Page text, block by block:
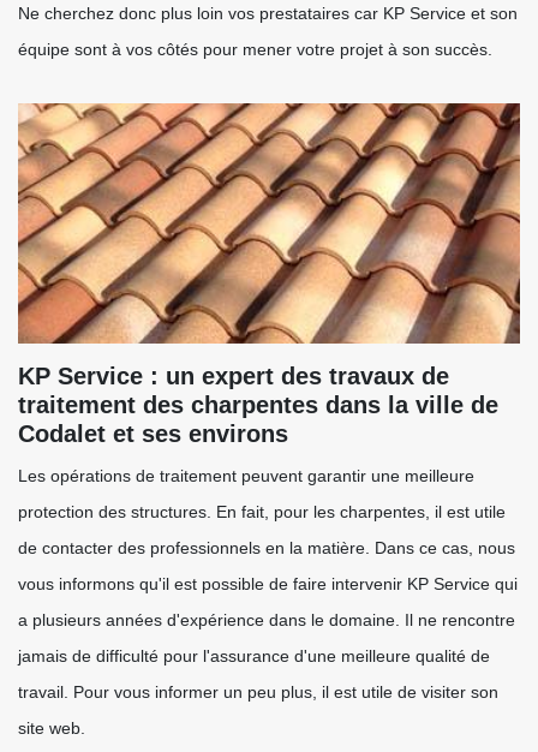
Ne cherchez donc plus loin vos prestataires car KP Service et son
équipe sont à vos côtés pour mener votre projet à son succès.
KP Service : un expert des travaux de
traitement des charpentes dans la ville de
Codalet et ses environs
Les opérations de traitement peuvent garantir une meilleure
protection des structures. En fait, pour les charpentes, il est utile
de contacter des professionnels en la matière. Dans ce cas, nous
vous informons qu'il est possible de faire intervenir KP Service qui
a plusieurs années d'expérience dans le domaine. Il ne rencontre
jamais de difficulté pour l'assurance d'une meilleure qualité de
travail. Pour vous informer un peu plus, il est utile de visiter son
site web.